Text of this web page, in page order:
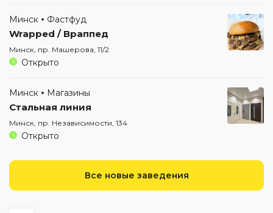
Минск Фастфуд
Wrapped / Враппед
Минск, пр. Машерова, 11/2
Открыто
Минск Магазины
Стальная линия
Минск, пр. Независимости, 134
Открыто
Все новые заведения